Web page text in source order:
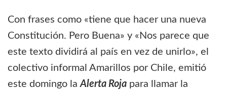
Con frases como «tiene que hacer una nueva
Constitución. Pero Buena» y «Nos parece que
este texto dividirá al país en vez de unirlo», el
colectivo informal Amarillos por Chile, emitió
este domingo laAlerta Roja para llamar la